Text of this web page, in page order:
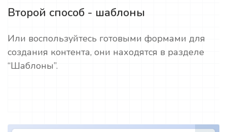
Второй способ - шаблоны
Или воспользуйтесь готовыми формами для
создания контента, они находятся в разделе
“Шаблоны”.